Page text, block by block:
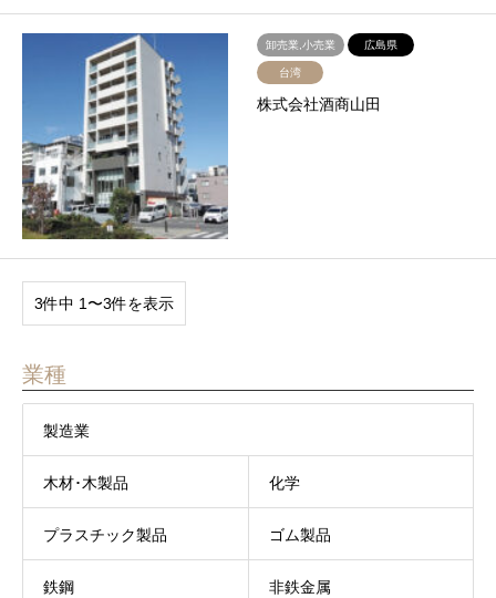
卸売業,小売業 広島県
台湾
株式会社酒商山田
3件中 1〜3件を表示
業種
製造業
木材･木製品 化学
プラスチック製品 ゴム製品
鉄鋼 非鉄金属